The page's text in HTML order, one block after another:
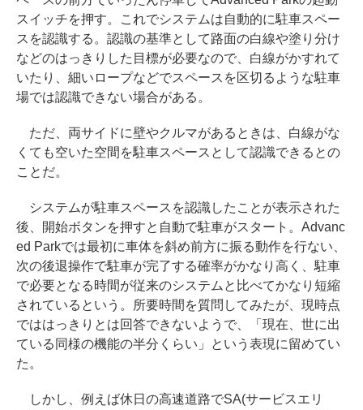
スイッチを押す。これでシステムは自動的に駐車スペー
スを認識する。認識の基準として路面の白線や塗り分け
などのはっきりした目標が必要なので、白線がかすれて
いたり、細いロープなどでスペースを区切るような駐車
場では認識できない場合がある。
ただ、両サイドに壁やクルマがあるときは、白線がな
くても空いた空間を駐車スペースとして認識できるとの
ことだ。
システムが駐車スペースを認識したことが表示された
後、開始ボタンを押すと自動で駐車がスタート。Advanc
ed Parkでは最初に車体を斜め前方に振る動作を行ない、
次の後退操作で駐車が完了する確率がかなり高く、駐車
で必要となる時間が従来のシステムと比べてかなり短縮
されているという。所要時間を質問してみたが、現時点
でははっきりとは回答できないようで、「現在、世に出
ている同様の機能の半分くらい」という表現に留めてい
た。
しかし、例えば休日の高速道路でSA(サービスエリ